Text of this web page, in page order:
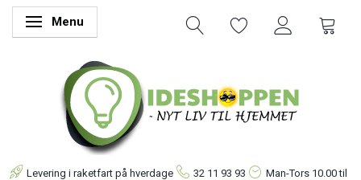
Skifte navigation
Menu
Levering i raketfart på hverdage 32 11 93 93 Man-Tors 10.00 til